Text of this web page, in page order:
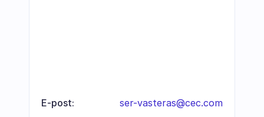
E-post: ser-vasteras@cec.com